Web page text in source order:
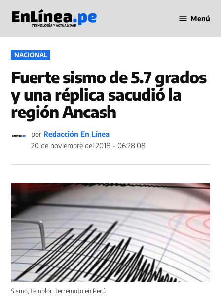
contenido
en Línea
Menú
PUBLICADO
EN
NACIONAL
Fuerte sismo de 5.7 grados
y una réplica sacudió la
región Ancash
por Redacción En Línea
20 de noviembre del 2018 - 06:28:08
Sismo, temblor, terremoto en Perú